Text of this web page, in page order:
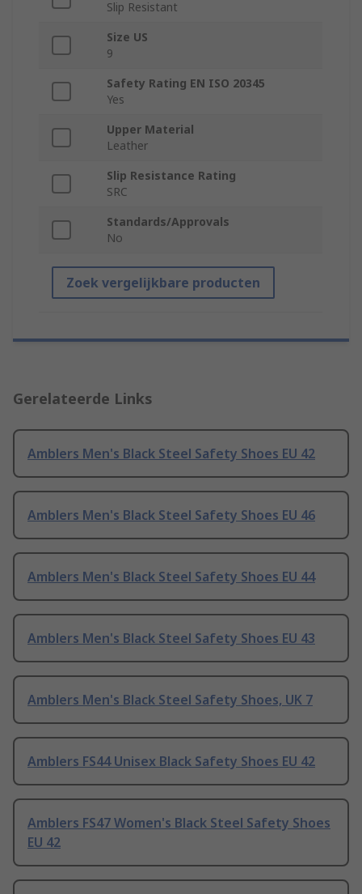
Slip Resistant
Size US
9
Safety Rating EN ISO 20345
Yes
Upper Material
Leather
Slip Resistance Rating
SRC
Standards/Approvals
No
Zoek vergelijkbare producten
Gerelateerde Links
Amblers Men's Black Steel Safety Shoes EU 42
Amblers Men's Black Steel Safety Shoes EU 46
Amblers Men's Black Steel Safety Shoes EU 44
Amblers Men's Black Steel Safety Shoes EU 43
Amblers Men's Black Steel Safety Shoes, UK 7
Amblers FS44 Unisex Black Safety Shoes EU 42
Amblers FS47 Women's Black Steel Safety Shoes
EU 42